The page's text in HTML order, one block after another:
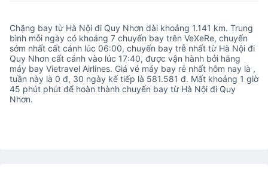
Chặng bay từ Hà Nội đi Quy Nhơn dài khoảng 1.141 km. Trung
bình mỗi ngày có khoảng 7 chuyến bay trên VeXeRe, chuyến
sớm nhất cất cánh lúc 06:00, chuyến bay trễ nhất từ Hà Nội đi
Quy Nhơn cất cánh vào lúc 17:40, được vận hành bởi hãng
máy bay Vietravel Airlines. Giá vé máy bay rẻ nhất hôm nay là ,
tuần này là 0 đ, 30 ngày kế tiếp là 581.581 đ. Mất khoảng 1 giờ
45 phút phút để hoàn thành chuyến bay từ Hà Nội đi Quy
Nhơn.